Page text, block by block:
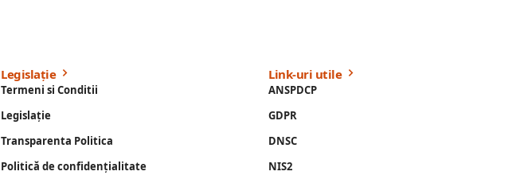
Legislație
Termeni si Conditii
Legislație
Transparenta Politica
Politică de confidențialitate
Link-uri utile
ANSPDCP
GDPR
DNSC
NIS2